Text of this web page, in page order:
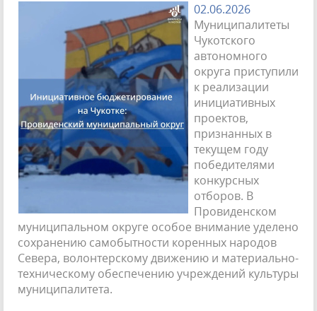
02.06.2026
Муниципалитеты
Чукотского
автономного
округа приступили
к реализации
инициативных
проектов,
признанных в
текущем году
победителями
конкурсных
отборов. В
Провиденском
муниципальном округе особое внимание уделено
сохранению самобытности коренных народов
Севера, волонтерскому движению и материально-
техническому обеспечению учреждений культуры
муниципалитета.